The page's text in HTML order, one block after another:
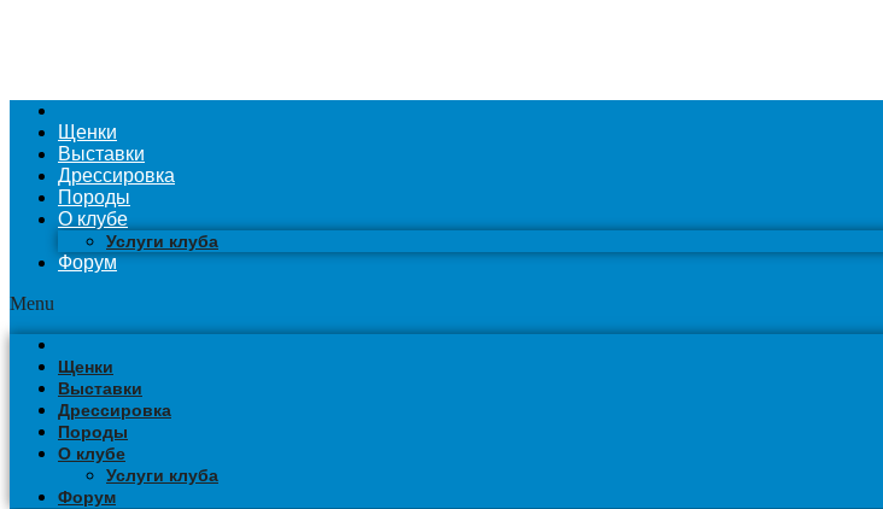
Щенки
Выставки
Дрессировка
Породы
О клубе
Услуги клуба
Форум
Menu
Щенки
Выставки
Дрессировка
Породы
О клубе
Услуги клуба
Форум